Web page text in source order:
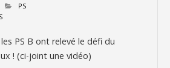
PS
PS B ont relevé le défi du
! (ci-joint une vidéo)